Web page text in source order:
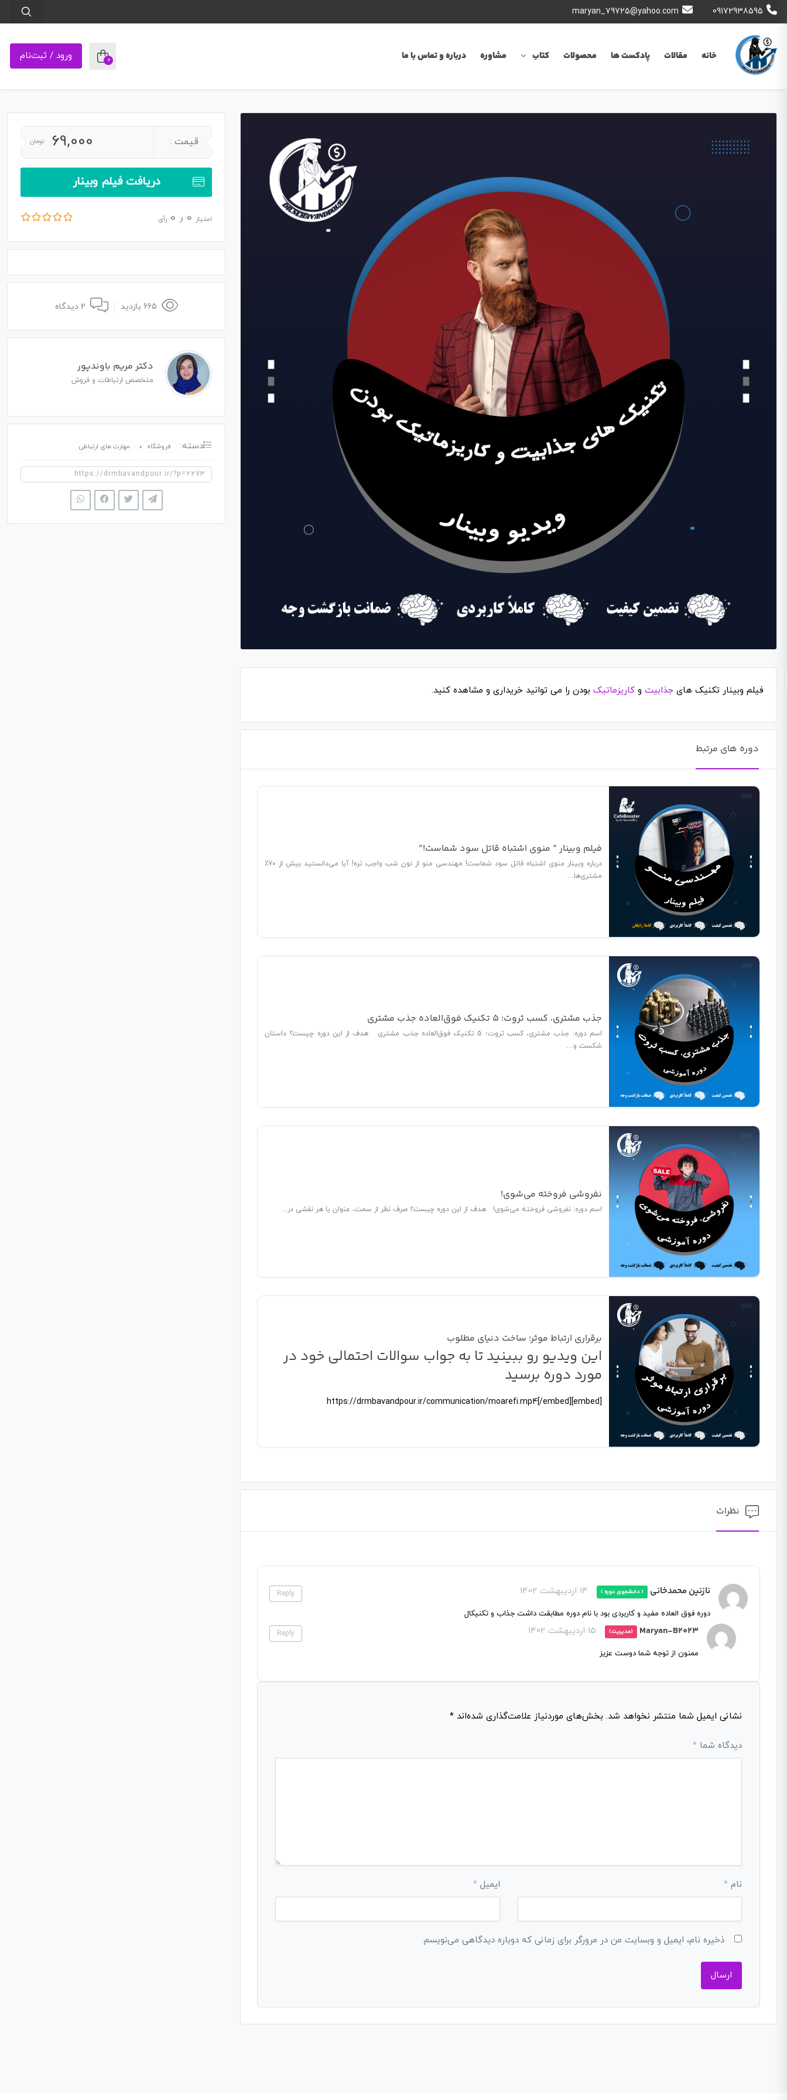
09172938595
maryan_79725@yahoo.com
خانه مقالات پادکست ها محصولات کتاب مشاوره درباره و تماس با ما 0 ورود / ثبت‌نام
فیلم وبینار تکنیک های جذابیتو کاریزماتیکبودن را می توانید خریداری و مشاهده کنید.
دوره های مرتبط
فیلم وبینار ” منوی اشتباه قاتل سود شماست!”
درباره وبینار منوی اشتباه قاتل سود شماست! مهندسی منو از نون شب واجب تره! آیا می‌دانستید بیش از ۷۰٪
مشتری‌ها…
جذب مشتری، کسب ثروت؛ ۵ تکنیک فوق‌العاده جذب مشتری
اسم دوره: جذب مشتری، کسب ثروت؛ 5 تکنیک فوق‌العاده جذب مشتری هدف از این دوره چیست؟ داستان
شکست و…
نفروشی فروخته می‌شوی!
اسم دوره: نفروشی فروخته می‌شوی! هدف از این دوره چیست؟ صرف ‌نظر از سمت، عنوان یا هر نقشی در…
برقراری ارتباط موثر؛ ساخت دنیای مطلوب
این ویدیو رو ببینید تا به جواب سوالات احتمالی خود در
مورد دوره برسید
[embed]https://drmbavandpour.ir/communication/moarefi.mp4[/embed]
نظرات
نازنین محمدخانی ( دانشجوی دوره ) 14 اردیبهشت 1402 Reply
دوره فوق العاده مفید و کاربردی بود با نام دوره مطابقت داشت جذاب و تکنیکال
Maryan-B2023 (مدیریت) 15 اردیبهشت 1402 Reply
ممنون از توجه شما دوست عزیز
نشانی ایمیل شما منتشر نخواهد شد. بخش‌های موردنیاز علامت‌گذاری شده‌اند *
دیدگاه شما *
نام * ایمیل*
ذخیره نام، ایمیل و وبسایت من در مرورگر برای زمانی که دوباره دیدگاهی می‌نویسم.
قیمت : 69,000 تومان
دریافت فیلم وبینار
امتیاز 0 از 0 رأی
دکتر مریم باوندپور
متخصص ارتباطات و فروش
دسته: فروشگاه ، مهارت های ارتباطی